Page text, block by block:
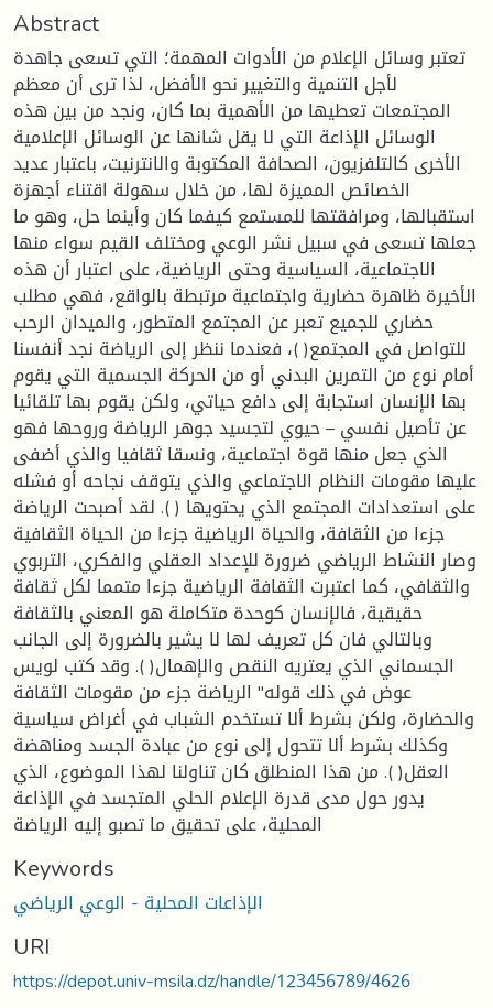
Abstract
تعتبر وسائل الإعلام من الأدوات المهمة؛ التي تسعى جاهدة
لأجل التنمية والتغيير نحو الأفضل، لذا ترى أن معظم
المجتمعات تعطيها من الأهمية بما كان، ونجد من بين هذه
الوسائل الإذاعة التي لا يقل شانها عن الوسائل الإعلامية
الأخرى كالتلفزيون، الصحافة المكتوبة والانترنيت، باعتبار عديد
الخصائص المميزة لها، من خلال سهولة اقتناء أجهزة
استقبالها، ومرافقتها للمستمع كيفما كان وأينما حل، وهو ما
جعلها تسعى في سبيل نشر الوعي ومختلف القيم سواء منها
الاجتماعية، السياسية وحتى الرياضية، على اعتبار أن هذه
الأخيرة ظاهرة حضارية واجتماعية مرتبطة بالواقع، فهي مطلب
حضاري للجميع تعبر عن المجتمع المتطور، والميدان الرحب
للتواصل في المجتمع( )، فعندما ننظر إلى الرياضة نجد أنفسنا
أمام نوع من التمرين البدني أو من الحركة الجسمية التي يقوم
بها الإنسان استجابة إلى دافع حياتي، ولكن يقوم بها تلقائيا
عن تأصيل نفسي – حيوي لتجسيد جوهر الرياضة وروحها فهو
الذي جعل منها قوة اجتماعية، ونسقا ثقافيا والذي أضفى
عليها مقومات النظام الاجتماعي والذي يتوقف نجاحه أو فشله
على استعدادات المجتمع الذي يحتويها ( ). لقد أصبحت الرياضة
جزءا من الثقافة، والحياة الرياضية جزءا من الحياة الثقافية
وصار النشاط الرياضي ضرورة للإعداد العقلي والفكري، التربوي
والثقافي، كما اعتبرت الثقافة الرياضية جزءا متمما لكل ثقافة
حقيقية، فالإنسان كوحدة متكاملة هو المعني بالثقافة
وبالتالي فان كل تعريف لها لا يشير بالضرورة إلى الجانب
الجسماني الذي يعتريه النقص والإهمال( ). وقد كتب لويس
عوض في ذلك قوله" الرياضة جزء من مقومات الثقافة
والحضارة، ولكن بشرط ألا تستخدم الشباب في أغراض سياسية
وكذلك بشرط ألا تتحول إلى نوع من عبادة الجسد ومناهضة
العقل( ). من هذا المنطلق كان تناولنا لهذا الموضوع، الذي
يدور حول مدى قدرة الإعلام الحلي المتجسد في الإذاعة
المحلية، على تحقيق ما تصبو إليه الرياضة
Keywords
الإذاعات المحلية - الوعي الرياضي
URI
https://depot.univ-msila.dz/handle/123456789/4626